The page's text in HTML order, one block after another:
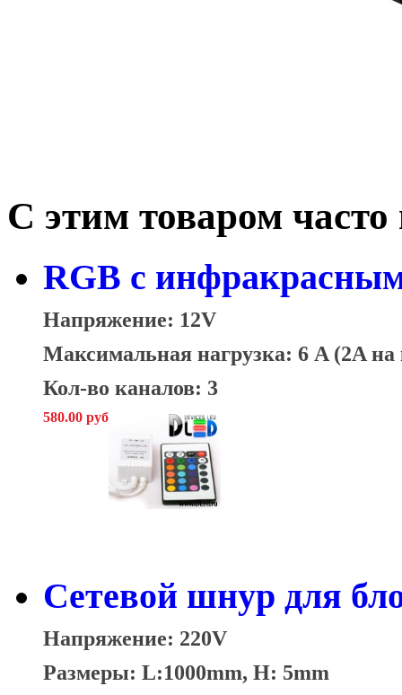
С этим товаром
RGB с
Напряжение: 12V
Максимальная нагрузка: 6 A (2A на
Кол-во каналов: 3
580.00 руб
Сетевой шнур для
Напряжение: 220V
Размеры: L:1000mm, H: 5mm